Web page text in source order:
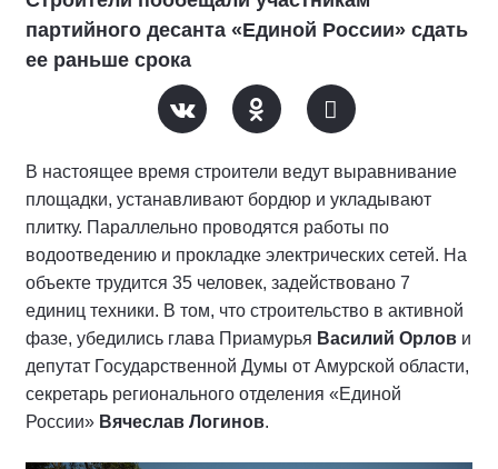
партийного десанта «Единой России» сдать
ее раньше срока
В настоящее время строители ведут выравнивание
площадки, устанавливают бордюр и укладывают
плитку. Параллельно проводятся работы по
водоотведению и прокладке электрических сетей. На
объекте трудится 35 человек, задействовано 7
единиц техники. В том, что строительство в активной
фазе, убедились глава Приамурья Василий Орлов и
депутат Государственной Думы от Амурской области,
секретарь регионального отделения «Единой
России» Вячеслав Логинов.